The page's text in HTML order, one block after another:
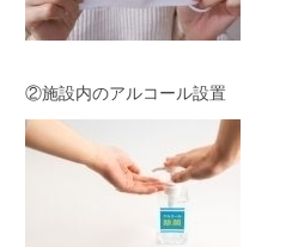
②施設内のアルコール設置